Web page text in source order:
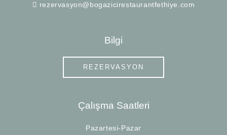
rezervasyon@bogazicirestaurantfethiye.com
Bilgi
REZERVASYON
Çalışma Saatleri
Pazartesi-Pazar